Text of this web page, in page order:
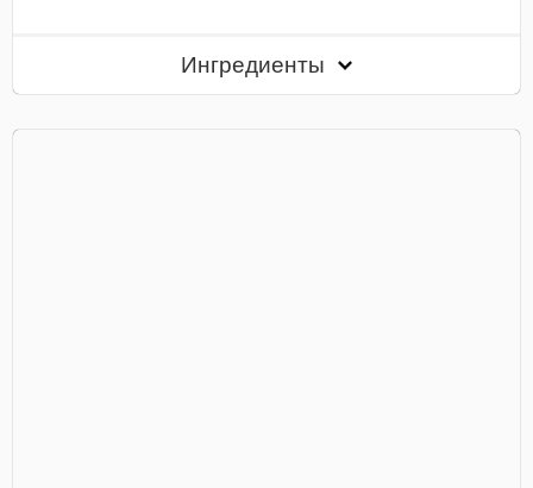
Ингредиенты